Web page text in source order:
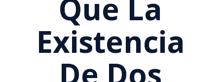
Que La
Existencia